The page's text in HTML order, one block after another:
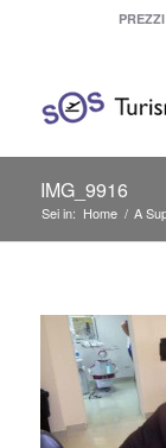
PREZZI
IMG_9916
Sei in: Home / A